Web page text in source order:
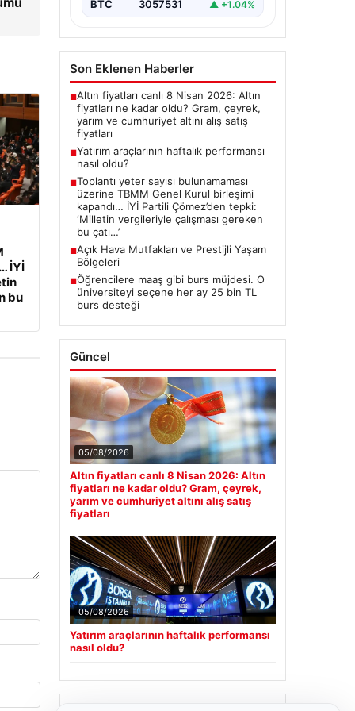
İYİ
bu
BTC 3057531 ▲ +1.04%
Son Eklenen Haberler
■Altın fiyatları canlı 8 Nisan 2026: Altın
fiyatları ne kadar oldu? Gram, çeyrek,
yarım ve cumhuriyet altını alış satış
fiyatları
■Yatırım araçlarının haftalık performansı
nasıl oldu?
■Toplantı yeter sayısı bulunamaması
üzerine TBMM Genel Kurul birleşimi
kapandı… İYİ Partili Çömez’den tepki:
‘Milletin vergileriyle çalışması gereken
bu çatı…’
■Açık Hava Mutfakları ve Prestijli Yaşam
Bölgeleri
■Öğrencilere maaş gibi burs müjdesi. O
üniversiteyi seçene her ay 25 bin TL
burs desteği
Güncel
05/08/2026
Altın fiyatları canlı 8 Nisan 2026: Altın
fiyatları ne kadar oldu? Gram, çeyrek,
yarım ve cumhuriyet altını alış satış
fiyatları
05/08/2026
Yatırım araçlarının haftalık performansı
nasıl oldu?